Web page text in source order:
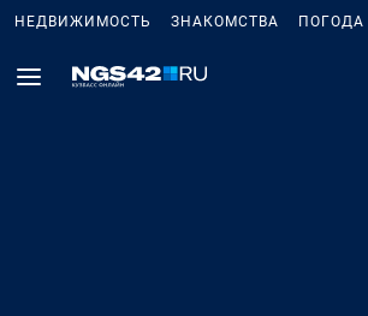
НЕДВИЖИМОСТЬ ЗНАКОМСТВА ПОГОДА